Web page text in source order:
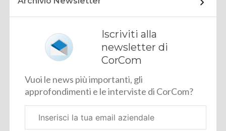
Iscriviti alla
newsletter di
CorCom
Vuoi le news più importanti, gli
approfondimenti e le interviste di CorCom?
aziendale